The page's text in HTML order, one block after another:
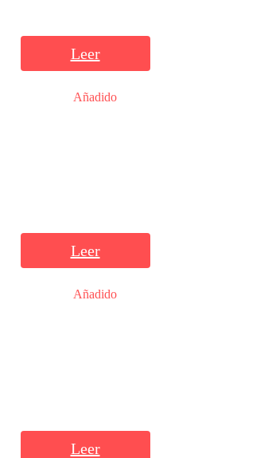
Leer
Añadido
Leer
Añadido
Leer